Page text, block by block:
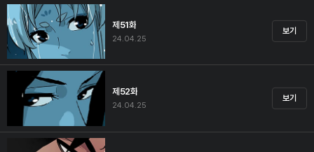
제51화
24.04.25
보기
제52화
24.04.25
보기